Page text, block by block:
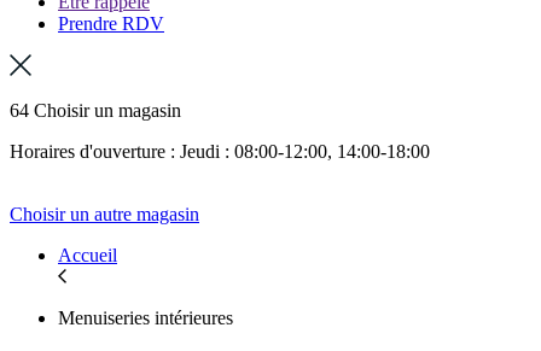
Prendre RDV
64 Choisir un magasin
Horaires d'ouverture : Jeudi : 08:00-12:00, 14:00-18:00
Choisir un autre magasin
Accueil
Menuiseries intérieures